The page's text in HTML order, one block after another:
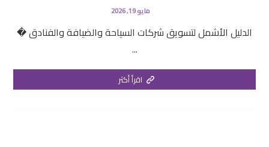
مايو 19, 2026
الدليل الأشمل لتسويق شركات السياحة والضيافة والفنادق �
...
اقرأ أكثر